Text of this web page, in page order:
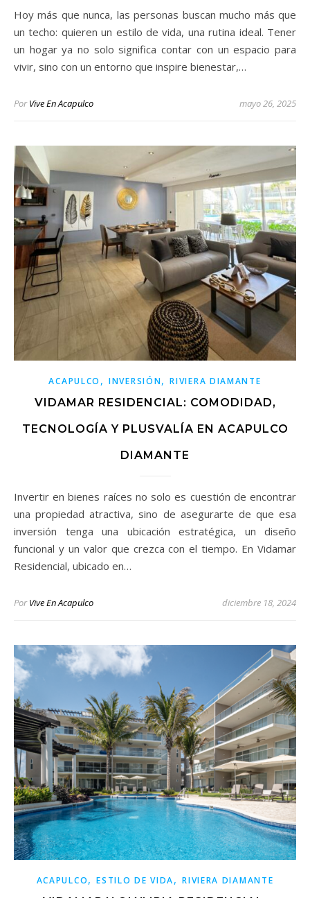
Hoy más que nunca, las personas buscan mucho más que
un techo: quieren un estilo de vida, una rutina ideal. Tener
un hogar ya no solo significa contar con un espacio para
vivir, sino con un entorno que inspire bienestar,…
Por Vive En Acapulco mayo 26, 2025
ACAPULCO ,INVERSIÓN,RIVIERA DIAMANTE
VIDAMAR RESIDENCIAL: COMODIDAD,
TECNOLOGÍA Y PLUSVALÍA EN ACAPULCO
DIAMANTE
Invertir en bienes raíces no solo es cuestión de encontrar
una propiedad atractiva, sino de asegurarte de que esa
inversión tenga una ubicación estratégica, un diseño
funcional y un valor que crezca con el tiempo. En Vidamar
Residencial, ubicado en…
Por Vive En Acapulco diciembre 18, 2024
ACAPULCO,ESTILO DE VIDA,RIVIERA DIAMANTE